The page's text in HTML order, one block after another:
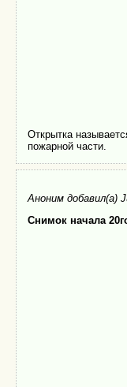
Открытка
пожарной части.
Аноним добавил(а)
Снимок начала